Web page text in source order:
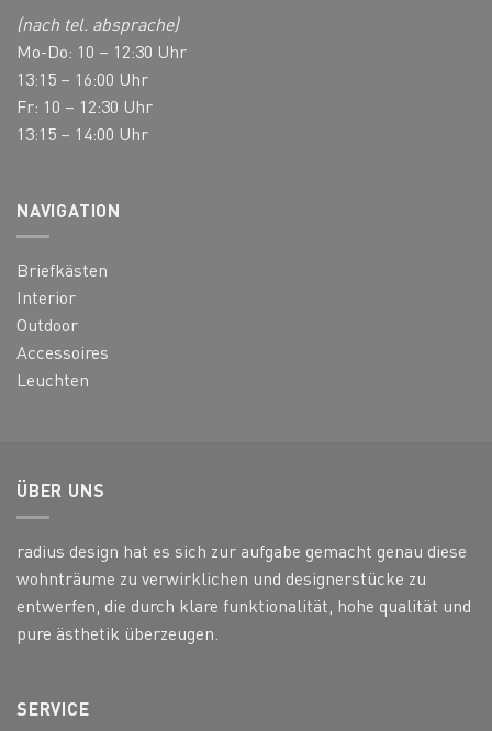
(nach tel. absprache)
Mo-Do: 10 – 12:30 Uhr
13:15 – 16:00 Uhr
Fr: 10 – 12:30 Uhr
13:15 – 14:00 Uhr
NAVIGATION
Briefkästen
Interior
Outdoor
Accessoires
Leuchten
ÜBER UNS
radius design hat es sich zur aufgabe gemacht genau diese
wohnträume zu verwirklichen und designerstücke zu
entwerfen, die durch klare funktionalität, hohe qualität und
pure ästhetik überzeugen.
SERVICE